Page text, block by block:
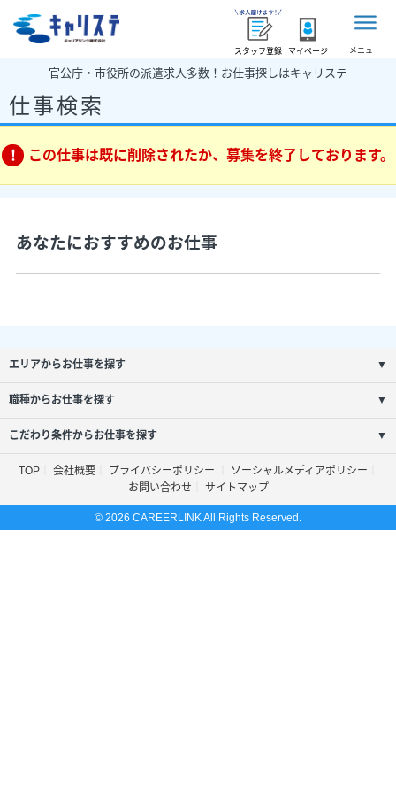
スタッフ登録 マイページ メニュー
官公庁・市役所の派遣求人多数！お仕事探しはキャリステ
仕事検索
この仕事は既に削除されたか、募集を終了しております。
あなたにおすすめのお仕事
エリアからお仕事を探す ▼
職種からお仕事を探す ▼
こだわり条件からお仕事を探す ▼
TOP 会社概要 プライバシーポリシー
ソーシャルメディアポリシー
お問い合わせ
サイトマップ
© 2026 CAREERLINK All Rights Reserved.